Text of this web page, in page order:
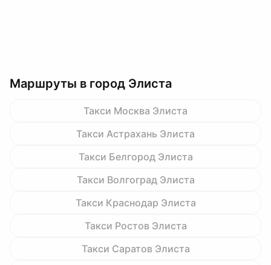
Маршруты в город Элиста
Такси Москва Элиста
Такси Астрахань Элиста
Такси Белгород Элиста
Такси Волгоград Элиста
Такси Краснодар Элиста
Такси Ростов Элиста
Такси Саратов Элиста